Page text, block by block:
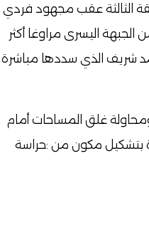
الثالثة عقب مجهود فردي
اليسرى مراوغا أكثر
شريف الذي سددها مباشرة
غلق المساحات أمام
بتشكيل مكون من :حراسة